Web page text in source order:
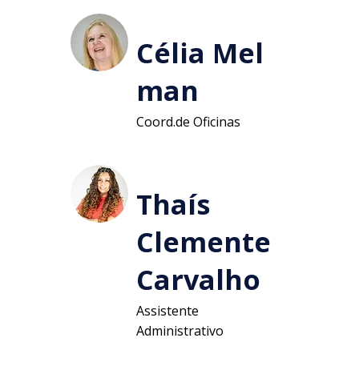
Célia Mel
man
Coord.de Oficinas
Thaís
Clemente
Carvalho
Assistente
Administrativo